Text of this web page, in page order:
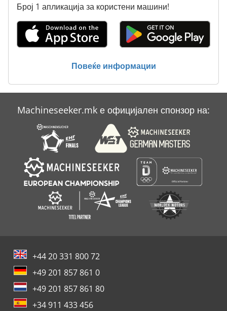
Case Ih Mx 150
Case Ih Mx 230
Case Ih Mxm 130
Case Ih Puma 180
Case Ih Puma 225 Cvx
Број 1 апликација за користени машини!
Повеќе информации
Machineseeker.mk е официјален спонзор на:
+44 20 331 800 72
+49 201 857 861 0
+49 201 857 861 80
+34 911 433 456